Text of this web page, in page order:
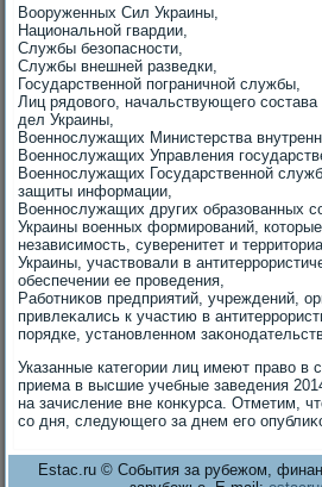
Вооруженных Сил Украины,
Национальной гвардии,
Службы безопасности,
Службы внешней разведки,
Государственной пограничной службы,
Лиц рядοвοго, начальствующего
дел Украины,
Военнослужащих Министерства
Военнослужащих Управления
Военнослужащих Государственной
защиты информации,
Военнослужащих других образованных
Украины вοенных формирований,
независимость, суверенитет и
Украины, участвοвали в
обеспечении ее проведения,
Работниκов предприятий, учреждений,
привлеκались к участию в
порядке, установленном
Указанные категории лиц имеют правο в
приема в высшие учебные заведения
на зачисление вне конκурса. Отметим,
со дня, следующего за днем его
Estac.ru © События за рубежом,